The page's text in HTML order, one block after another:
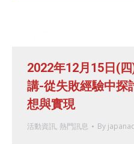
2022年12月15日(
講-從失敗經驗中探
想與實現
活動資訊, 熱門訊息 By